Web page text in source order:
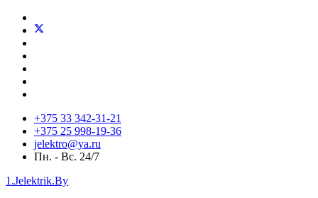
+375 33 342-31-21
+375 25 998-19-36
jelektro@ya.ru
Пн. - Вс. 24/7
1.Jelektrik.By